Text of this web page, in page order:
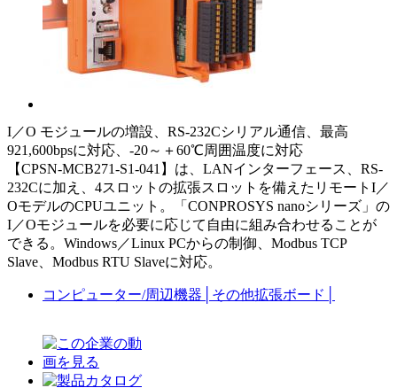
I／O モジュールの増設、RS-232Cシリアル通信、最高
921,600bpsに対応、-20～＋60℃周囲温度に対応
【CPSN-MCB271-S1-041】は、LANインターフェース、RS-
232Cに加え、4スロットの拡張スロットを備えたリモートI／
OモデルのCPUユニット。「CONPROSYS nanoシリーズ」の
I／Oモジュールを必要に応じて自由に組み合わせることが
できる。Windows／Linux PCからの制御、Modbus TCP
Slave、Modbus RTU Slaveに対応。
コンピューター/周辺機器 その他拡張ボード